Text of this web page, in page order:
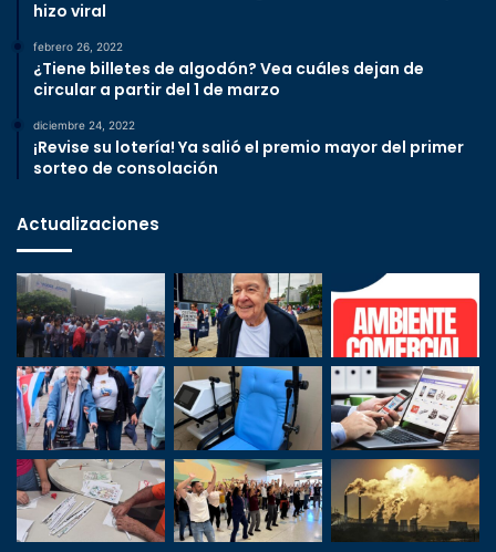
hizo viral
febrero 26, 2022
¿Tiene billetes de algodón? Vea cuáles dejan de
circular a partir del 1 de marzo
diciembre 24, 2022
¡Revise su lotería! Ya salió el premio mayor del primer
sorteo de consolación
Actualizaciones